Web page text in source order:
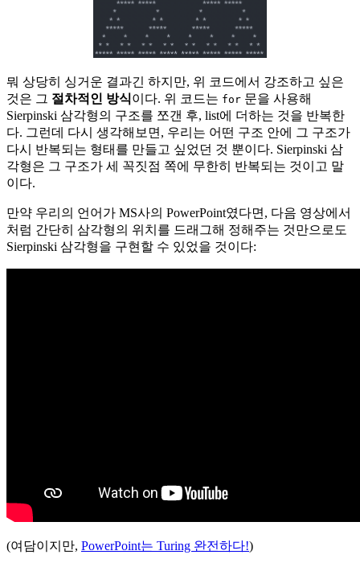
뭐 상당히 싱거운 결과긴 하지만, 위 코드에서 강조하고 싶은
것은 그 절차적인 방식이다. 위 코드는 for 문을 사용해
Sierpinski 삼각형의 구조를 쪼갠 후, list에 더하는 것을 반복한
다. 그런데 다시 생각해보면, 우리는 어떤 구조 안에 그 구조가
다시 반복되는 형태를 만들고 싶었던 것 뿐이다. Sierpinski 삼
각형은 그 구조가 세 꼭짓점 쪽에 무한히 반복되는 것이고 말
이다.
만약 우리의 언어가 MS사의 PowerPoint였다면, 다음 영상에서
처럼 간단히 삼각형의 위치를 드래그해 정해주는 것만으로도
Sierpinski 삼각형을 구현할 수 있었을 것이다:
(여담이지만, PowerPoint는 Turing 완전하다!)